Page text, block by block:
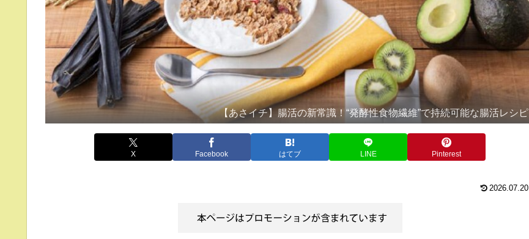
【あさイチ】腸活の新常識！“発酵性食物繊維”で持続可能な腸活レシピ
X Facebook はてブ LINE Pinterest
2026.07.20